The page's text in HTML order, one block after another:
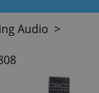
Audio >